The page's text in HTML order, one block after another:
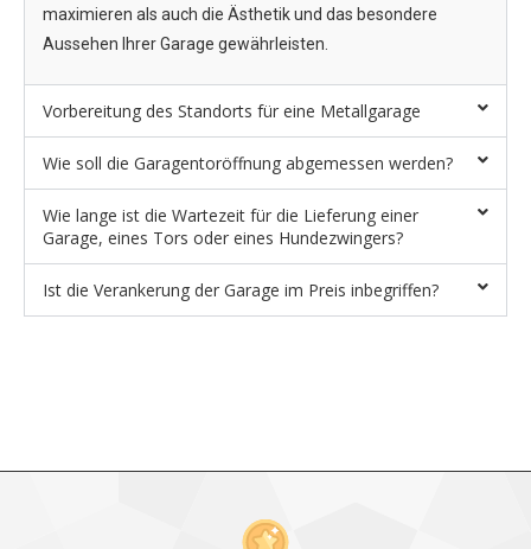
maximieren als auch die Ästhetik und das besondere
Aussehen Ihrer Garage gewährleisten.
Vorbereitung des Standorts für eine Metallgarage
Wie soll die Garagentoröffnung abgemessen werden?
Wie lange ist die Wartezeit für die Lieferung einer
Garage, eines Tors oder eines Hundezwingers?
Ist die Verankerung der Garage im Preis inbegriffen?